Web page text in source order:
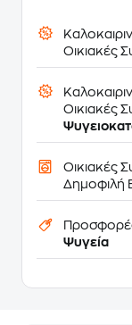
Οικιακές
Οικιακές
Οικιακές
Δημοφιλή
Ψυγεία